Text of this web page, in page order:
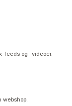
feeds og -videoer.
webshop.